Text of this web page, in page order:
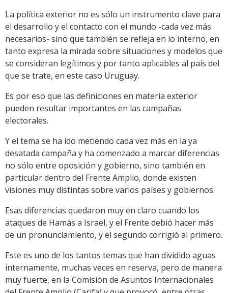
La política exterior no es sólo un instrumento clave para
el desarrollo y el contacto con el mundo -cada vez más
necesarios- sino que también se refleja en lo interno, en
tanto expresa la mirada sobre situaciones y modelos que
se consideran legítimos y por tanto aplicables al país del
que se trate, en este caso Uruguay.
Es por eso que las definiciones en materia exterior
pueden resultar importantes en las campañas
electorales.
Y el tema se ha ido metiendo cada vez más en la ya
desatada campaña y ha comenzado a marcar diferencias
no sólo entre oposición y gobierno, sino también en
particular dentro del Frente Amplio, donde existen
visiones muy distintas sobre varios países y gobiernos.
Esas diferencias quedaron muy en claro cuando los
ataques de Hamás a Israel, y el Frente debió hacer más
de un pronunciamiento, y el segundo corrigió al primero.
Este es uno de los tantos temas que han dividido aguas
internamente, muchas veces en reserva, pero de manera
muy fuerte, en la Comisión de Asuntos Internacionales